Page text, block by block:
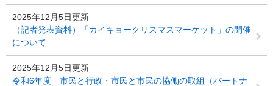
2025年12月5日更新
（記者発表資料）「カイキョークリスマスマーケット」の開催
について
2025年12月5日更新
令和6年度 市民と行政・市民と市民の協働の取組（パートナ